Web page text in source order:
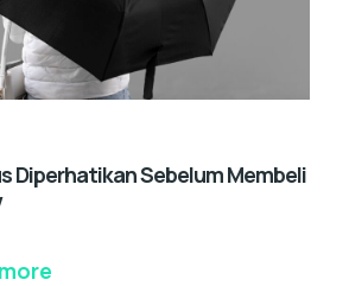
Diperhatikan Sebelum Membeli